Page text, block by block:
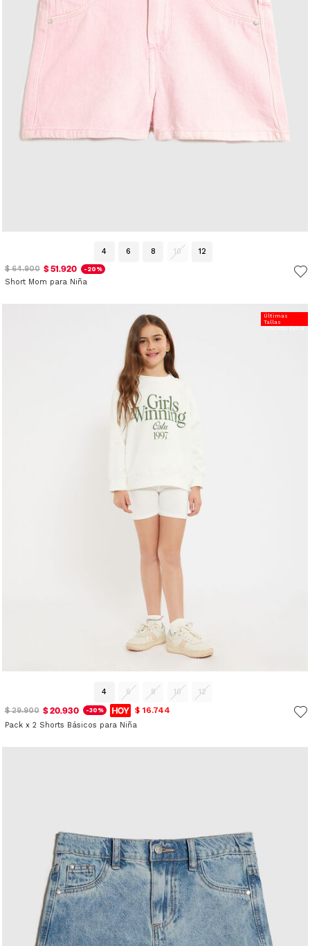
4 6 8 10
12
$ 64.900 $ 51.920 -20%
Short Mom para Niña
4 6 8 10 12
Últimas
Tallas
20%Dcto Extra
$ 29.900 $ 20.930 -30% $ 16.744
Pack x 2 Shorts Básicos para Niña